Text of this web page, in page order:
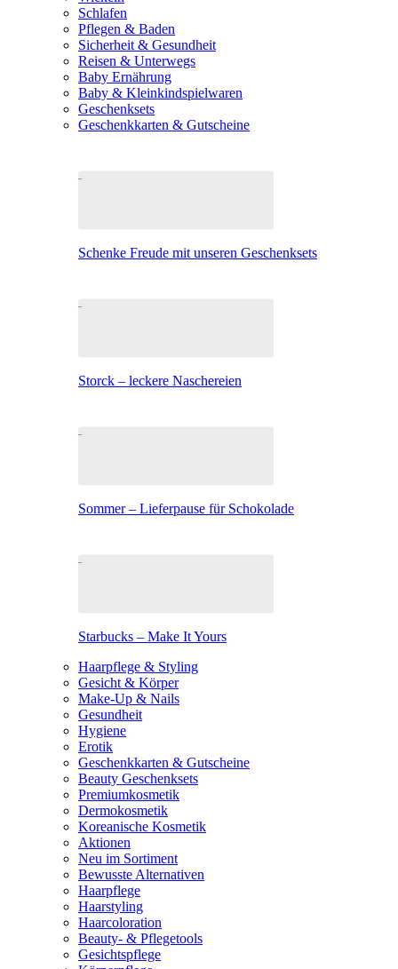
Schlafen
Pflegen & Baden
Sicherheit & Gesundheit
Reisen & Unterwegs
Baby Ernährung
Baby & Kleinkindspielwaren
Geschenksets
Geschenkkarten & Gutscheine
Schenke Freude mit unseren Geschenksets
Storck – leckere Naschereien
Sommer – Lieferpause für Schokolade
Starbucks – Make It Yours
Haarpflege & Styling
Gesicht & Körper
Make-Up & Nails
Gesundheit
Hygiene
Erotik
Geschenkkarten & Gutscheine
Beauty Geschenksets
Premiumkosmetik
Dermokosmetik
Koreanische Kosmetik
Aktionen
Neu im Sortiment
Bewusste Alternativen
Haarpflege
Haarstyling
Haarcoloration
Beauty- & Pflegetools
Gesichtspflege